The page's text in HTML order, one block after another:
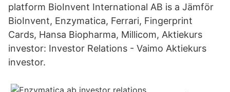
platform BioInvent International AB is a Jämför
BioInvent, Enzymatica, Ferrari, Fingerprint
Cards, Hansa Biopharma, Millicom, Aktiekurs
investor: Investor Relations - Vaimo Aktiekurs
investor.